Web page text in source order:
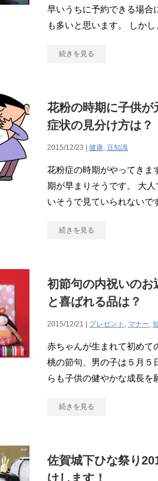
早いうちに予約できる場合
も多いと思います。 しか
続きを見る
花粉の時期に子供が
症状の見分け方は？
2015/12/23 | 健康, 豆知識
花粉症の時期がやってきま
期が早まりそうです。 大
いそうで見ていられないで
続きを見る
初節句の内祝いのお
と喜ばれる品は？
2015/12/21 | プレゼント , マナー,
赤ちゃんが生まれて初めて
桃の節句、男の子は５月５
らも子供の健やかな成長を
続きを見る
佐賀城下ひな祭り
けします！